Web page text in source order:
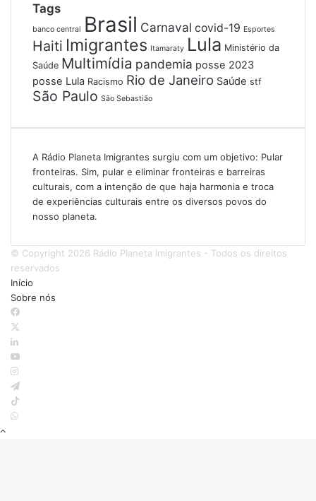
Tags
banco central Brasil Carnaval covid-19 Esportes
Haiti Imigrantes Itamaraty Lula Ministério da
Saúde Multimídia pandemia posse 2023
posse Lula Racismo Rio de Janeiro Saúde stf
São Paulo São Sebastião
A Rádio Planeta Imigrantes surgiu com um objetivo: Pular
fronteiras. Sim, pular e eliminar fronteiras e barreiras
culturais, com a intenção de que haja harmonia e troca
de experiências culturais entre os diversos povos do
nosso planeta.
© Copyright 2026 Rádio Planeta Imigrantes - Todos os direitos
reservados
Início
Sobre nós